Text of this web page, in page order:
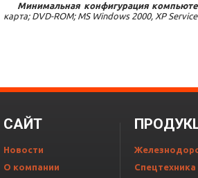
Минимальная конфигурация
карта; DVD-ROM; MS Windows 2000, XP
CАЙТ
Новости
О компании
Спецтехника